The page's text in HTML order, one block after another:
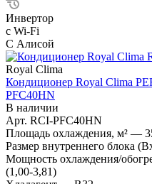
Инвертор
с Wi-Fi
С Алисой
Royal Clima
Кондиционер Royal Clima
PFC40HN
В наличии
Арт. RCI-PFC40HN
Площадь охлаждения, м² —
Размер внутреннего блока
Мощность охлаждения/
(1,00-3,81)